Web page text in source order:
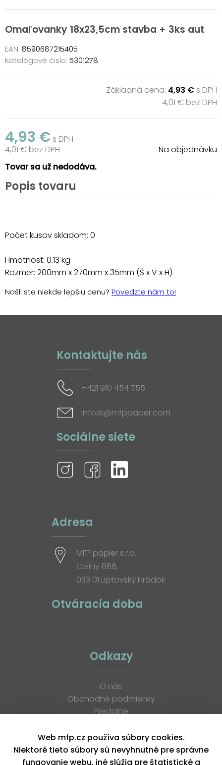
Omaľovanky 18x23,5cm stavba + 3ks aut
EAN: 8590687215405
Katalógové čislo: 5301278
Základná cena: 4,93 € s DPH
4,01 € bez DPH
4,93 € s DPH
4,01 € bez DPH
Na objednávku
Tovar sa už nedodáva.
Popis tovaru
Počet kusov skladom: 0
Hmotnosť: 0.13 kg
Rozmer: 200mm x 270mm x 35mm (Š x V x H)
Našli ste niekde lepšiu cenu? Povedzte nám to!
Kontaktujte nás
+421 910 454 755
infosk@mfppaper.com
Sociálne siete
Adresa
MFP papier s.r.o.
Celiny 866,
033 01 Liptovský Hrádok
Otváracia doba
Odkazy
O nás
Obchodné podmienky
Predajne
K stiahnutiu
Blog
Kontakt
Web mfp.cz používa súbory cookies.
Niektoré tieto súbory sú nevyhnutné pre správne
fungovanie webu, iné slúžia pre štatistické a